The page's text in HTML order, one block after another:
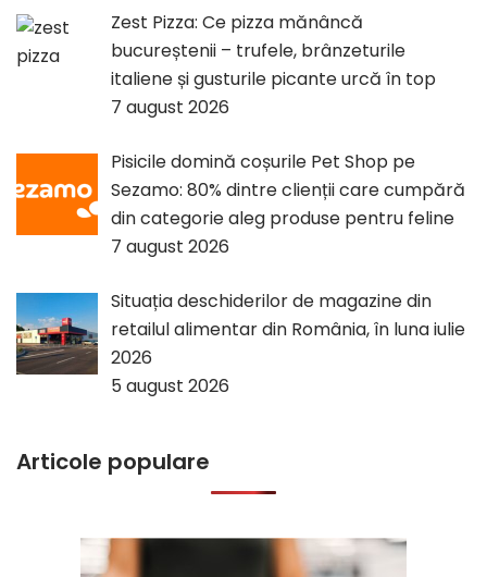
Zest Pizza: Ce pizza mănâncă
bucureștenii – trufele, brânzeturile
italiene și gusturile picante urcă în top
7 august 2026
Pisicile domină coșurile Pet Shop pe
Sezamo: 80% dintre clienții care cumpără
din categorie aleg produse pentru feline
7 august 2026
Situația deschiderilor de magazine din
retailul alimentar din România, în luna iulie
2026
5 august 2026
Articole populare